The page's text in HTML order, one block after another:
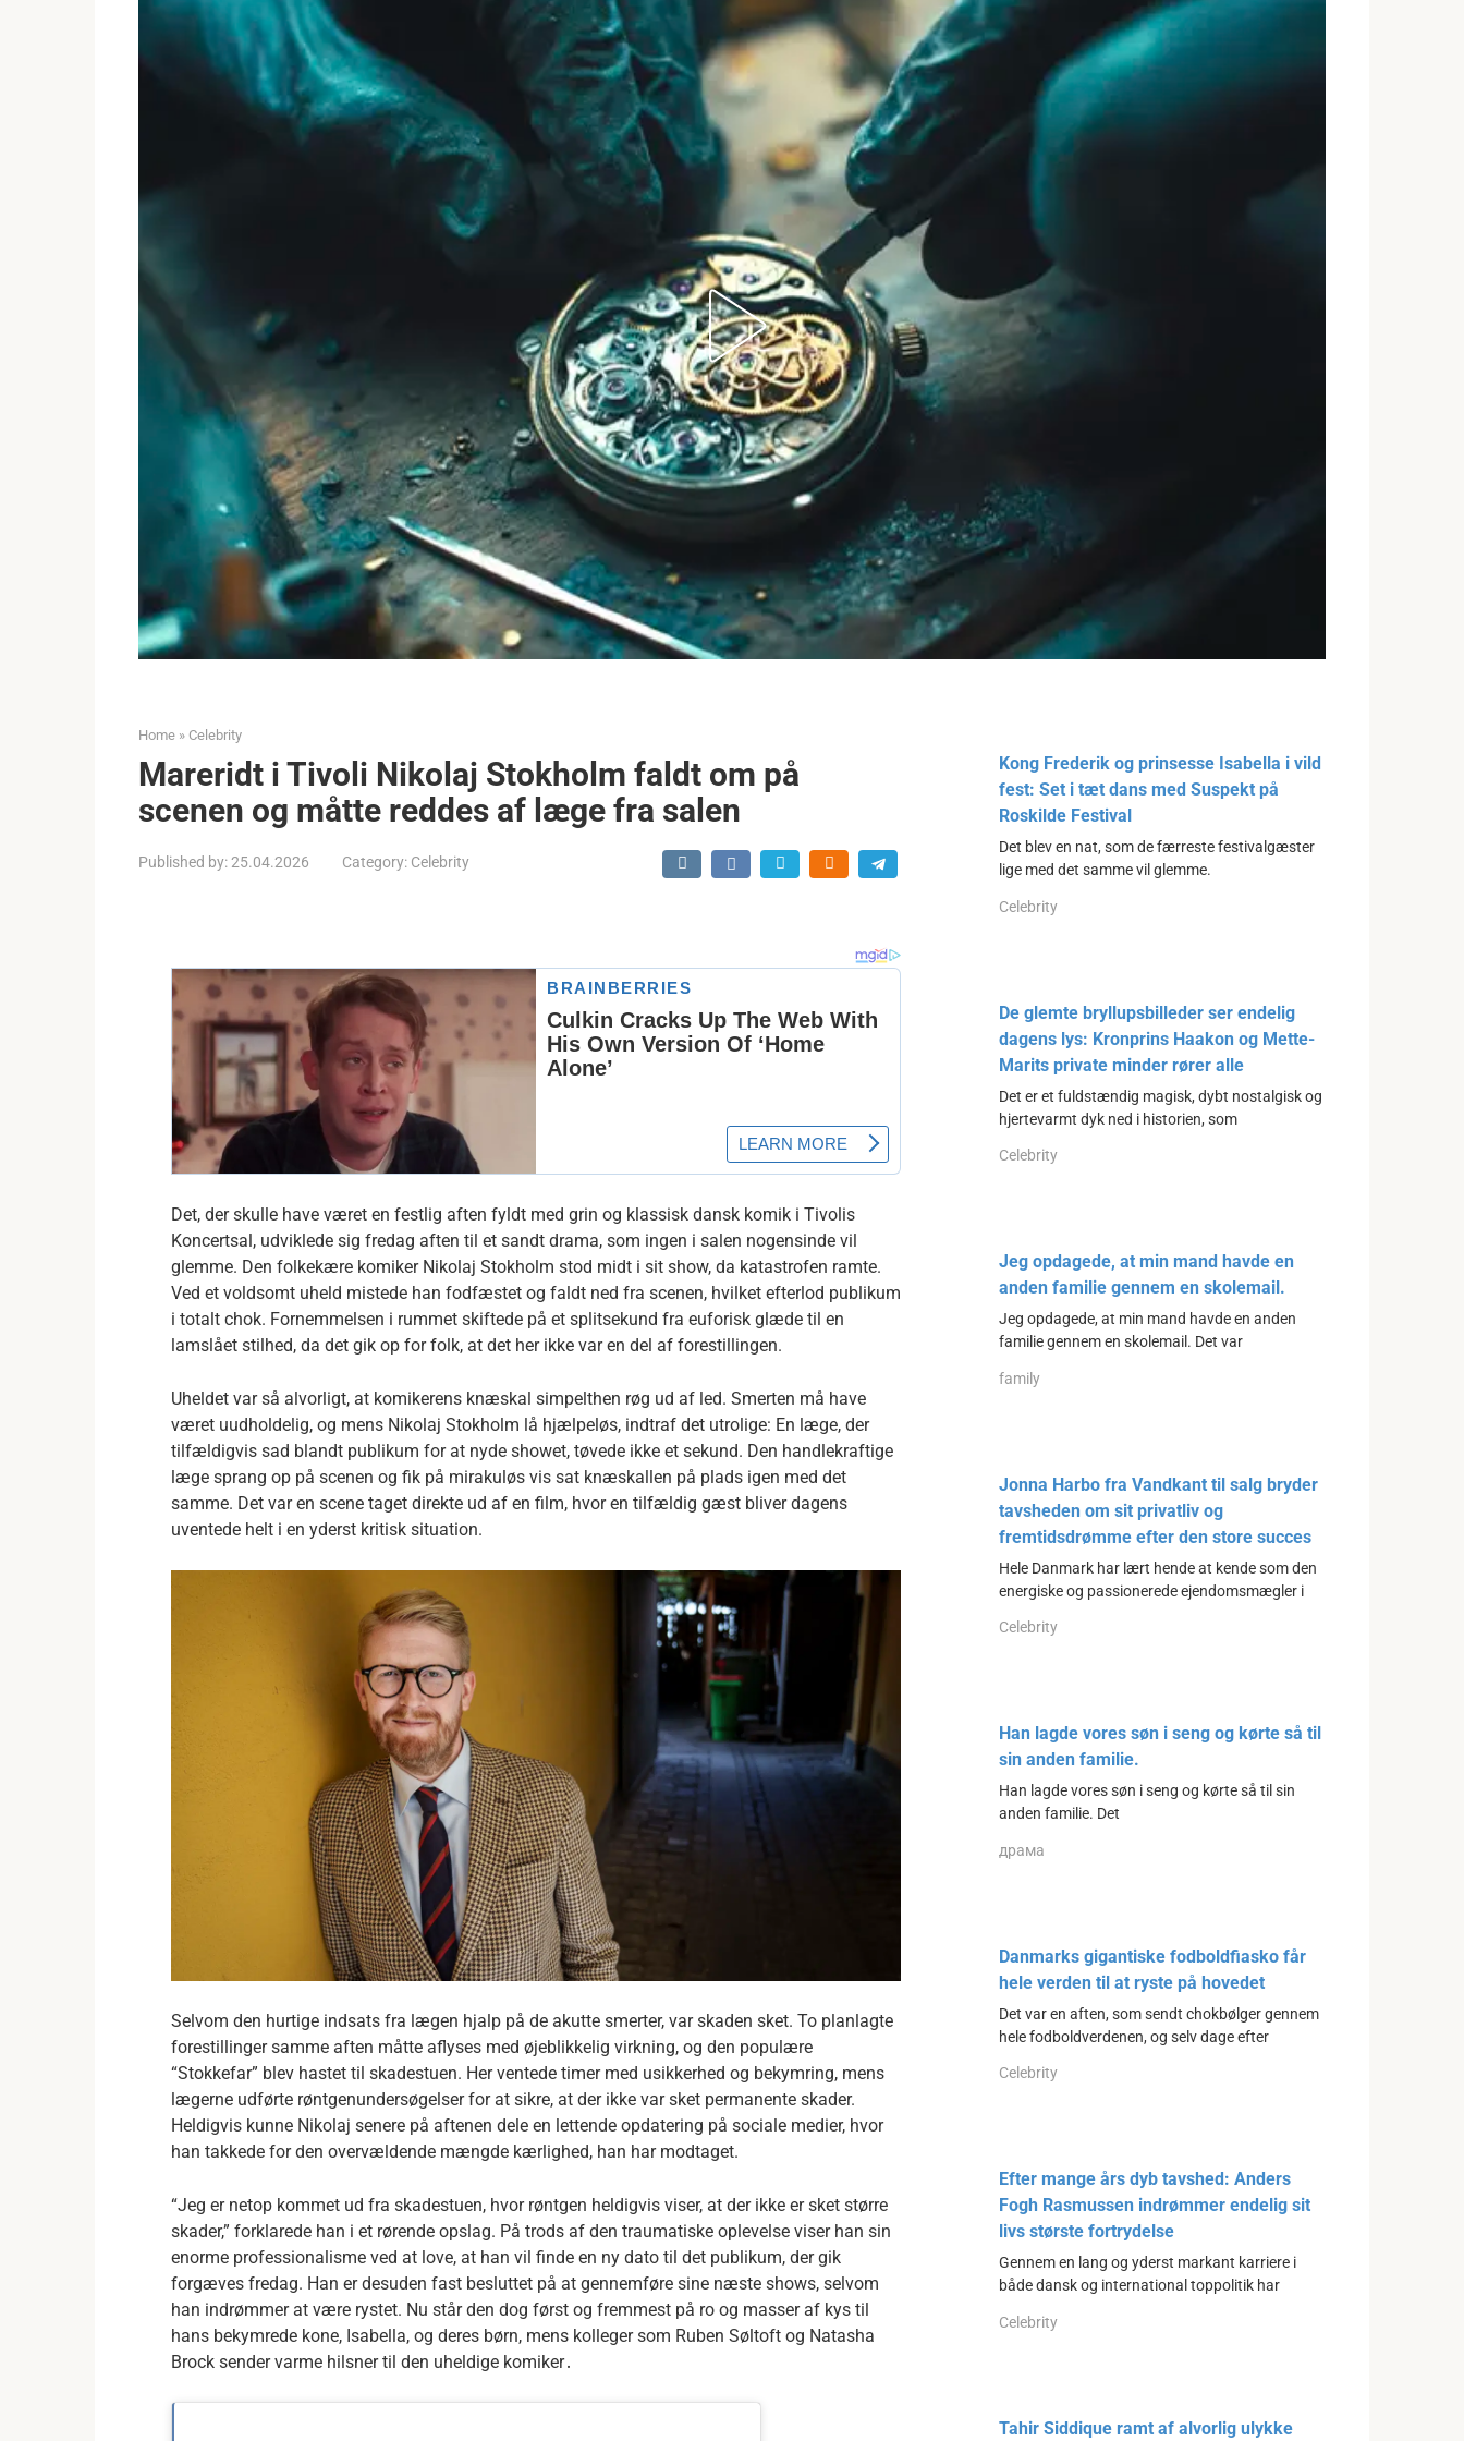
Home » Celebrity
Mareridt i Tivoli Nikolaj Stokholm faldt om på
scenen og måtte reddes af læge fra salen
Published by:25.04.2026 Category: Celebrity
Det, der skulle have været en festlig aften fyldt med grin og klassisk dansk komik i Tivolis
Koncertsal, udviklede sig fredag aften til et sandt drama, som ingen i salen nogensinde vil
glemme. Den folkekære komiker Nikolaj Stokholm stod midt i sit show, da katastrofen ramte.
Ved et voldsomt uheld mistede han fodfæstet og faldt ned fra scenen, hvilket efterlod publikum
i totalt chok. Fornemmelsen i rummet skiftede på et splitsekund fra euforisk glæde til en
lamslået stilhed, da det gik op for folk, at det her ikke var en del af forestillingen.
Uheldet var så alvorligt, at komikerens knæskal simpelthen røg ud af led. Smerten må have
været uudholdelig, og mens Nikolaj Stokholm lå hjælpeløs, indtraf det utrolige: En læge, der
tilfældigvis sad blandt publikum for at nyde showet, tøvede ikke et sekund. Den handlekraftige
læge sprang op på scenen og fik på mirakuløs vis sat knæskallen på plads igen med det
samme. Det var en scene taget direkte ud af en film, hvor en tilfældig gæst bliver dagens
uventede helt i en yderst kritisk situation.
Selvom den hurtige indsats fra lægen hjalp på de akutte smerter, var skaden sket. To planlagte
forestillinger samme aften måtte aflyses med øjeblikkelig virkning, og den populære
“Stokkefar” blev hastet til skadestuen. Her ventede timer med usikkerhed og bekymring, mens
lægerne udførte røntgenundersøgelser for at sikre, at der ikke var sket permanente skader.
Heldigvis kunne Nikolaj senere på aftenen dele en lettende opdatering på sociale medier, hvor
han takkede for den overvældende mængde kærlighed, han har modtaget.
“Jeg er netop kommet ud fra skadestuen, hvor røntgen heldigvis viser, at der ikke er sket større
skader,” forklarede han i et rørende opslag. På trods af den traumatiske oplevelse viser han sin
enorme professionalisme ved at love, at han vil finde en ny dato til det publikum, der gik
forgæves fredag. Han er desuden fast besluttet på at gennemføre sine næste shows, selvom
han indrømmer at være rystet. Nu står den dog først og fremmest på ro og masser af kys til
hans bekymrede kone, Isabella, og deres børn, mens kolleger som Ruben Søltoft og Natasha
Brock sender varme hilsner til den uheldige komiker․
Kong Frederik og prinsesse Isabella i vild
fest: Set i tæt dans med Suspekt på
Roskilde Festival
Det blev en nat, som de færreste festivalgæster
lige med det samme vil glemme.
Celebrity
De glemte bryllupsbilleder ser endelig
dagens lys: Kronprins Haakon og Mette-
Marits private minder rører alle
Det er et fuldstændig magisk, dybt nostalgisk og
hjertevarmt dyk ned i historien, som
Celebrity
Jeg opdagede, at min mand havde en
anden familie gennem en skolemail.
Jeg opdagede, at min mand havde en anden
familie gennem en skolemail. Det var
family
Jonna Harbo fra Vandkant til salg bryder
tavsheden om sit privatliv og
fremtidsdrømme efter den store succes
Hele Danmark har lært hende at kende som den
energiske og passionerede ejendomsmægler i
Celebrity
Han lagde vores søn i seng og kørte så til
sin anden familie.
Han lagde vores søn i seng og kørte så til sin
anden familie. Det
драма
Danmarks gigantiske fodboldfiasko får
hele verden til at ryste på hovedet
Det var en aften, som sendt chokbølger gennem
hele fodboldverdenen, og selv dage efter
Celebrity
Efter mange års dyb tavshed: Anders
Fogh Rasmussen indrømmer endelig sit
livs største fortrydelse
Gennem en lang og yderst markant karriere i
både dansk og international toppolitik har
Celebrity
Tahir Siddique ramt af alvorlig ulykke